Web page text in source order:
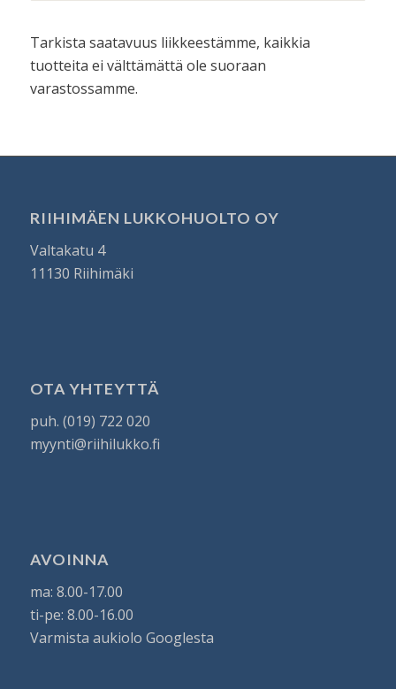
Tarkista saatavuus liikkeestämme, kaikkia
tuotteita ei välttämättä ole suoraan
varastossamme.
RIIHIMÄEN LUKKOHUOLTO OY
Valtakatu 4
11130 Riihimäki
OTA YHTEYTTÄ
puh. (019) 722 020
myynti@riihilukko.fi
AVOINNA
ma: 8.00-17.00
ti-pe: 8.00-16.00
Varmista aukiolo Googlesta